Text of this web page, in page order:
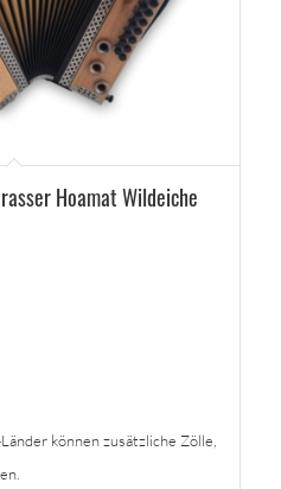
Hoamat Wildeiche
können zusätzliche Zölle,